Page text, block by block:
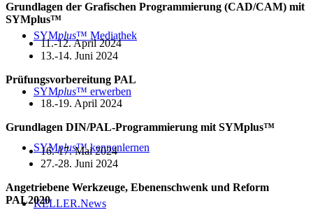
SYMplus™ Mediathek
SYMplus™ erwerben
SYMplus™ kennenlernen
KELLER.News
Grundlagen der Grafischen Programmierung (CAD/CAM) mit
SYMplus™
11.-12. April 2024
13.-14. Juni 2024
Prüfungsvorbereitung PAL
18.-19. April 2024
Grundlagen DIN/PAL-Programmierung mit SYMplus™
16.-17. Mai 2024
27.-28. Juni 2024
Angetriebene Werkzeuge, Ebenenschwenk und Reform
PAL2020